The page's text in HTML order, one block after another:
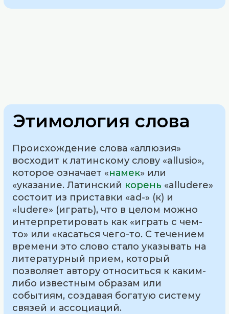
Этимология слова
Происхождение слова «аллюзия»
восходит к латинскому слову «allusio»,
которое означает «намек» или
«указание. Латинский корень «alludere»
состоит из приставки «ad-» (к) и
«ludere» (играть), что в целом можно
интерпретировать как «играть с чем-
то» или «касаться чего-то. С течением
времени это слово стало указывать на
литературный прием, который
позволяет автору относиться к каким-
либо известным образам или
событиям, создавая богатую систему
связей и ассоциаций.